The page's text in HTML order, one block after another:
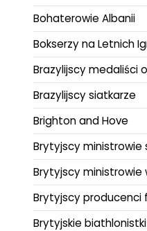
Bohaterowie Albanii
Bokserzy na Letnich
Brazylijscy medaliści
Brazylijscy siatkarze
Brighton and Hove
Brytyjscy ministrowie
Brytyjscy ministrowie
Brytyjscy producenci
Brytyjskie biathlonistki